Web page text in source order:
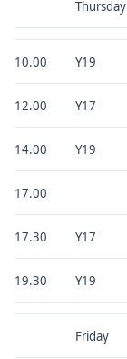
Thursday
10.00 Y19
12.00 Y17
14.00 Y19
17.00
17.30 Y17
19.30 Y19
Friday